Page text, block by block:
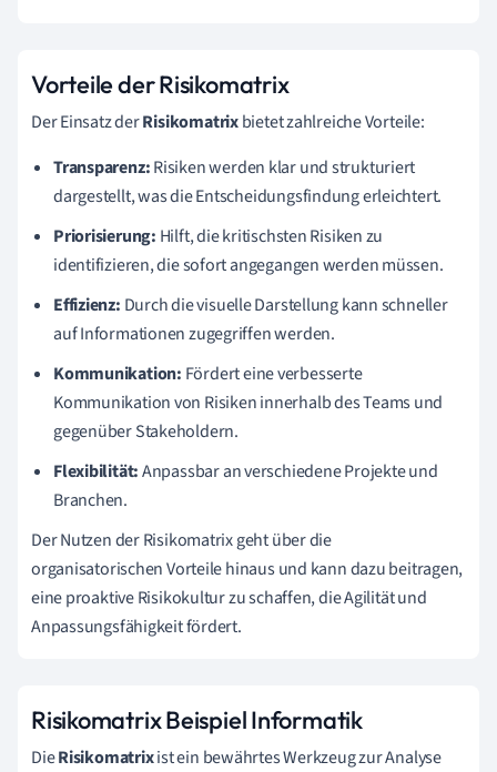
Vorteile der Risikomatrix
Der Einsatz derRisikomatrixbietet zahlreiche Vorteile:
Transparenz:Risiken werden klar und strukturiert
dargestellt, was die Entscheidungsfindung erleichtert.
Priorisierung: Hilft, die kritischsten Risiken zu
identifizieren, die sofort angegangen werden müssen.
Effizienz: Durch die visuelle Darstellung kann schneller
auf Informationen zugegriffen werden.
Kommunikation: Fördert eine verbesserte
Kommunikation von Risiken innerhalb des Teams und
gegenüber Stakeholdern.
Flexibilität:Anpassbar an verschiedene Projekte und
Branchen.
Der Nutzen der Risikomatrix geht über die
organisatorischen Vorteile hinaus und kann dazu beitragen,
eine proaktive Risikokultur zu schaffen, die Agilität und
Anpassungsfähigkeit fördert.
Risikomatrix Beispiel Informatik
DieRisikomatrixist ein bewährtes Werkzeug zur Analyse